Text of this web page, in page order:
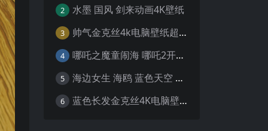
2 水墨 国风 剑来动画4K壁纸
3 帅气金克丝4k电脑壁纸超清
4 哪吒之魔童闹海 哪吒2开场4K壁纸
5 海边女生 海鸥 蓝色天空 4K壁纸
6 蓝色长发金克丝4K电脑壁纸